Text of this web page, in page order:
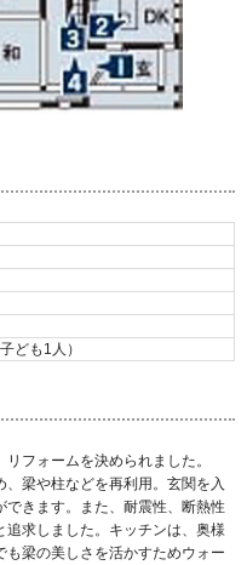
ども1人）
フォームを決められました。
梁や柱などを再利用。玄関を入
できます。また、耐震性、断熱性
追求しました。キッチンは、奥様
梁の美しさを活かすためウォー